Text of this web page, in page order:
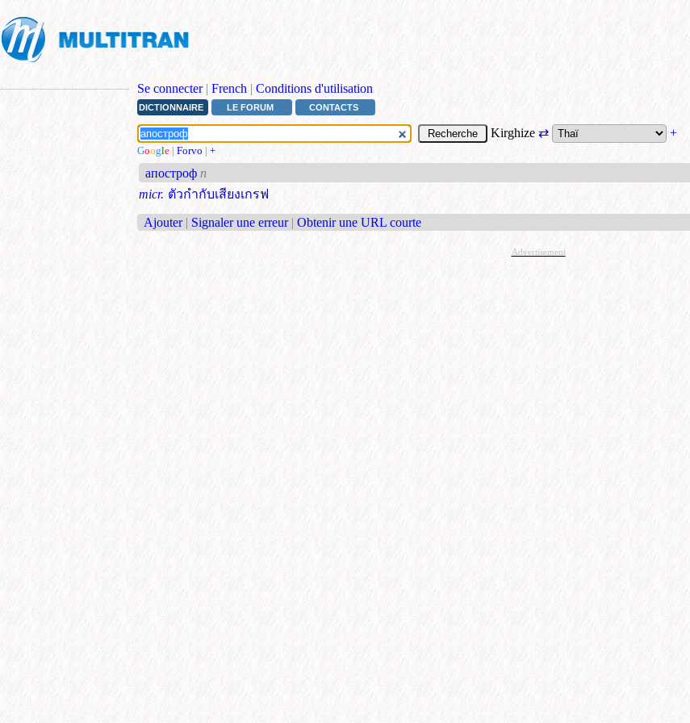
Se connecter | French | Conditions d'utilisation
DICTIONNAIRE LE FORUM CONTACTS
Kirghize ⇄ +
Google | Forvo | +
апостроф n
micr. ตัวกำกับเสียงเกรฟ
Ajouter | Signaler une erreur | Obtenir une URL courte
Advertisement